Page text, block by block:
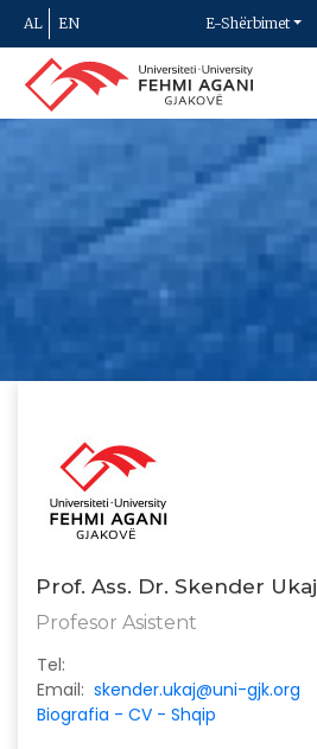
AL EN E-Shërbimet
Newsletter
Prof. Ass. Dr. Skender Ukaj
Profesor Asistent
Tel:
Email: skender.ukaj@uni-gjk.org
Biografia - CV - Shqip